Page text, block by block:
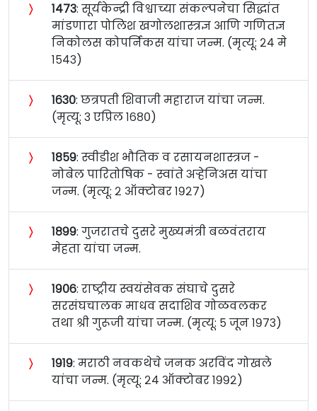
〉 १४७३: सूर्यकेन्द्री विश्वाच्या संकल्पनेचा सिद्धांत
मांडणारा पोलिश खगोलशास्त्रज्ञ आणि गणितज्ञ
निकोलस कोपर्निकस यांचा जन्म. (मृत्यू: २४ मे
१५४३)
〉 १६३०: छत्रपती शिवाजी महाराज यांचा जन्म.
(मृत्यू: ३ एप्रिल १६८०)
〉 १८५९: स्वीडीश भौतिक व रसायनशास्त्रज -
नोबेल पारितोषिक - स्वांते अर्‍हेनिअस यांचा
जन्म. (मृत्यू: २ ऑक्टोबर १९२७)
〉 १८९९: गुजरातचे दुसरे मुख्यमंत्री बळवंतराय
मेहता यांचा जन्म.
〉 १९०६: राष्ट्रीय स्वयंसेवक संघाचे दुसरे
सरसंघचालक माधव सदाशिव गोळवलकर
तथा श्री गुरूजी यांचा जन्म. (मृत्यू: ५ जून १९७३)
〉 १९१९: मराठी नवकथेचे जनक अरविंद गोखले
यांचा जन्म. (मृत्यू: २४ ऑक्टोबर १९९२)